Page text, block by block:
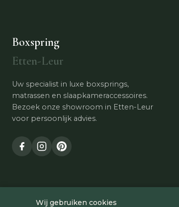
Boxspring
Etten-Leur
Uw specialist in luxe boxsprings,
matrassen en slaapkameraccessoires.
Bezoek onze showroom in Etten-Leur
voor persoonlijk advies.
Wij gebruiken cookies